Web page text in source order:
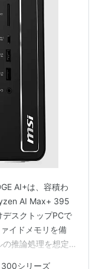
AI+は、容積わ
AI Max+ 395
スクトップPCで
イドメモリを備
推論処理を想定
シリーズ